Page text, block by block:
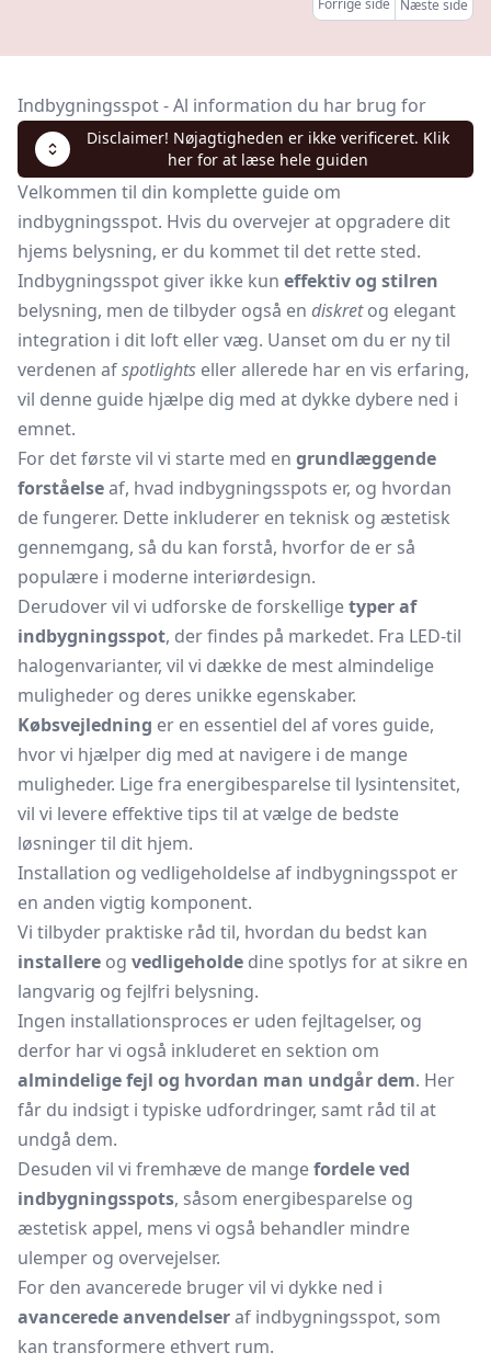
Forrige side Næste side
Indbygningsspot - Al information du har brug for
Disclaimer! Nøjagtigheden er ikke verificeret. Klik
her for at læse hele guiden
Velkommen til din komplette guide om
indbygningsspot. Hvis du overvejer at opgradere dit
hjems belysning, er du kommet til det rette sted.
Indbygningsspot giver ikke kun effektiv og stilren
belysning, men de tilbyder også en diskretog elegant
integration i dit loft eller væg. Uanset om du er ny til
verdenen afspotlights eller allerede har en vis erfaring,
vil denne guide hjælpe dig med at dykke dybere ned i
emnet.
For det første vil vi starte med en grundlæggende
forståelseaf, hvad indbygningsspots er, og hvordan
de fungerer. Dette inkluderer en teknisk og æstetisk
gennemgang, så du kan forstå, hvorfor de er så
populære i moderne interiørdesign.
Derudover vil vi udforske de forskelligetyper af
indbygningsspot, der findes på markedet. Fra LED-til
halogenvarianter, vil vi dække de mest almindelige
muligheder og deres unikke egenskaber.
Købsvejledning er en essentiel del af vores guide,
hvor vi hjælper dig med at navigere i de mange
muligheder. Lige fra energibesparelse til lysintensitet,
vil vi levere effektive tips til at vælge de bedste
løsninger til dit hjem.
Installation og vedligeholdelse af indbygningsspot er
en anden vigtig komponent.
Vi tilbyder praktiske råd til, hvordan du bedst kan
installere og vedligeholde dine spotlys for at sikre en
langvarig og fejlfri belysning.
Ingen installationsproces er uden fejltagelser, og
derfor har vi også inkluderet en sektion om
almindelige fejl og hvordan man undgår dem. Her
får du indsigt i typiske udfordringer, samt råd til at
undgå dem.
Desuden vil vi fremhæve de mangefordele ved
indbygningsspots, såsom energibesparelse og
æstetisk appel, mens vi også behandler mindre
ulemper og overvejelser.
For den avancerede bruger vil vi dykke ned i
avancerede anvendelseraf indbygningsspot, som
kan transformere ethvert rum.